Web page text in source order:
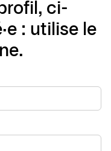
ci-
: utilise le